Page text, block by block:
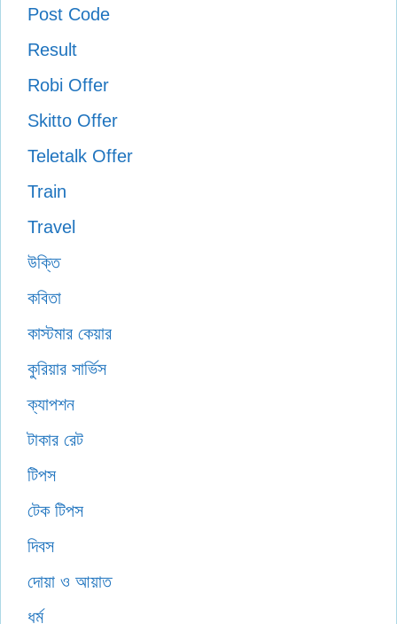
Post Code
Result
Robi Offer
Skitto Offer
Teletalk Offer
Train
Travel
উক্তি
কবিতা
কাস্টমার কেয়ার
কুরিয়ার সার্ভিস
ক্যাপশন
টাকার রেট
টিপস
টেক টিপস
দিবস
দোয়া ও আয়াত
ধর্ম